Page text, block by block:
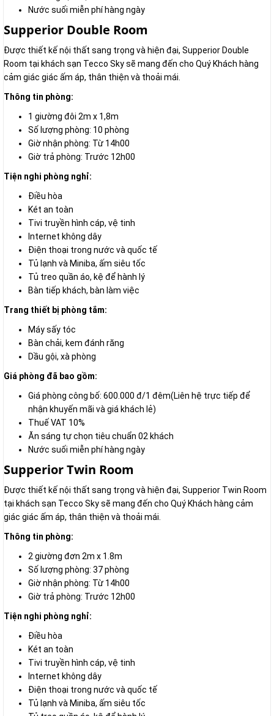
Nước suối miễn phí hàng ngày
Supperior Double Room
Được thiết kế nội thất sang trọng và hiện đại, Supperior Double
Room tại khách sạn Tecco Sky sẽ mang đến cho Quý Khách hàng
cảm giác giác ấm áp, thân thiện và thoải mái.
Thông tin phòng:
1 giường đôi 2m x 1,8m
Số lượng phòng: 10 phòng
Giờ nhận phòng: Từ 14h00
Giờ trả phòng: Trước 12h00
Tiện nghi phòng nghỉ:
Điều hòa
Két an toàn
Tivi truyền hình cáp, vệ tinh
Internet không dây
Điện thoại trong nước và quốc tế
Tủ lạnh và Miniba, ấm siêu tốc
Tủ treo quần áo, kệ để hành lý
Bàn tiếp khách, bàn làm việc
Trang thiết bị phòng tắm:
Máy sấy tóc
Bàn chải, kem đánh răng
Dầu gội, xà phòng
Giá phòng đã bao gồm:
Giá phòng công bố: 600.000 đ/1 đêm(Liên hệ trực tiếp để
nhận khuyến mãi và giá khách lẻ)
Thuế VAT 10%
Ăn sáng tự chọn tiêu chuẩn 02 khách
Nước suối miễn phí hàng ngày
Supperior Twin Room
Được thiết kế nội thất sang trọng và hiện đại, Supperior Twin Room
tại khách sạn Tecco Sky sẽ mang đến cho Quý Khách hàng cảm
giác giác ấm áp, thân thiện và thoải mái.
Thông tin phòng:
2 giường đơn 2m x 1.8m
Số lượng phòng: 37 phòng
Giờ nhận phòng: Từ 14h00
Giờ trả phòng: Trước 12h00
Tiện nghi phòng nghỉ:
Điều hòa
Két an toàn
Tivi truyền hình cáp, vệ tinh
Internet không dây
Điện thoại trong nước và quốc tế
Tủ lạnh và Miniba, ấm siêu tốc